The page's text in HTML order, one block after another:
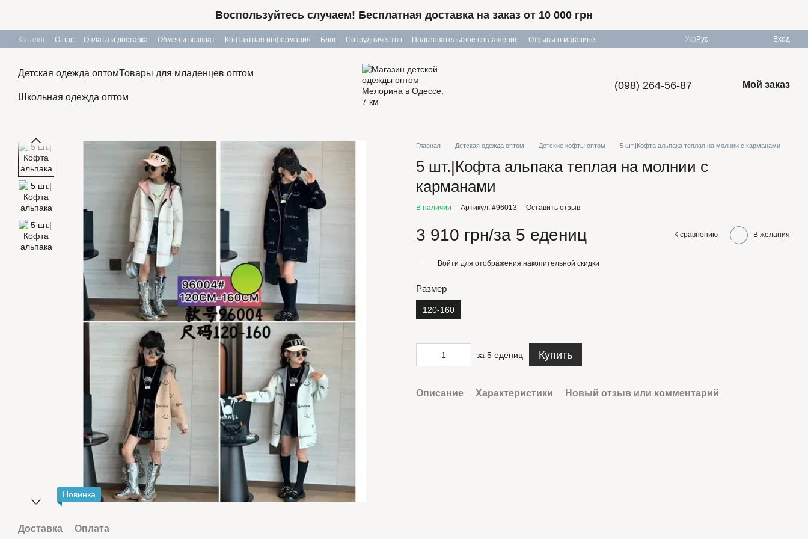
Воспользуйтесь случаем! Бесплатная доставка на заказ от 10 000 грн
Каталог О нас Оплата и доставка Обмен и возврат Контактная информация Блог Сотрудничество Пользовательское соглашение
Отзывы о магазине
Укр Рус Вход
Детская одежда оптомТовары для младенцев оптом
Школьная одежда оптом
(098) 264-56-87 Мой заказ
Новинка
Доставка Оплата
Главная Детская одежда оптом Детские кофты оптом 5 шт.|Кофта альпака теплая на молнии с карманами
5 шт.|Кофта альпака теплая на молнии с
карманами
В наличии Артикул: #96013 Оставить отзыв
3 910 грн/за 5 едениц К сравнению В желания
Войти для отображения накопительной скидки
Размер
120-160
за 5 едениц Купить
Описание Характеристики Новый отзыв или комментарий